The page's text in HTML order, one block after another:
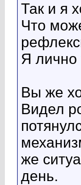
Так и я
Что
Я лично
Вы же
Видел
же
день.